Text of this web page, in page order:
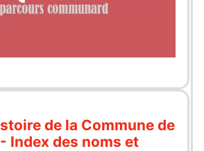
de la Commune de
Index des noms et